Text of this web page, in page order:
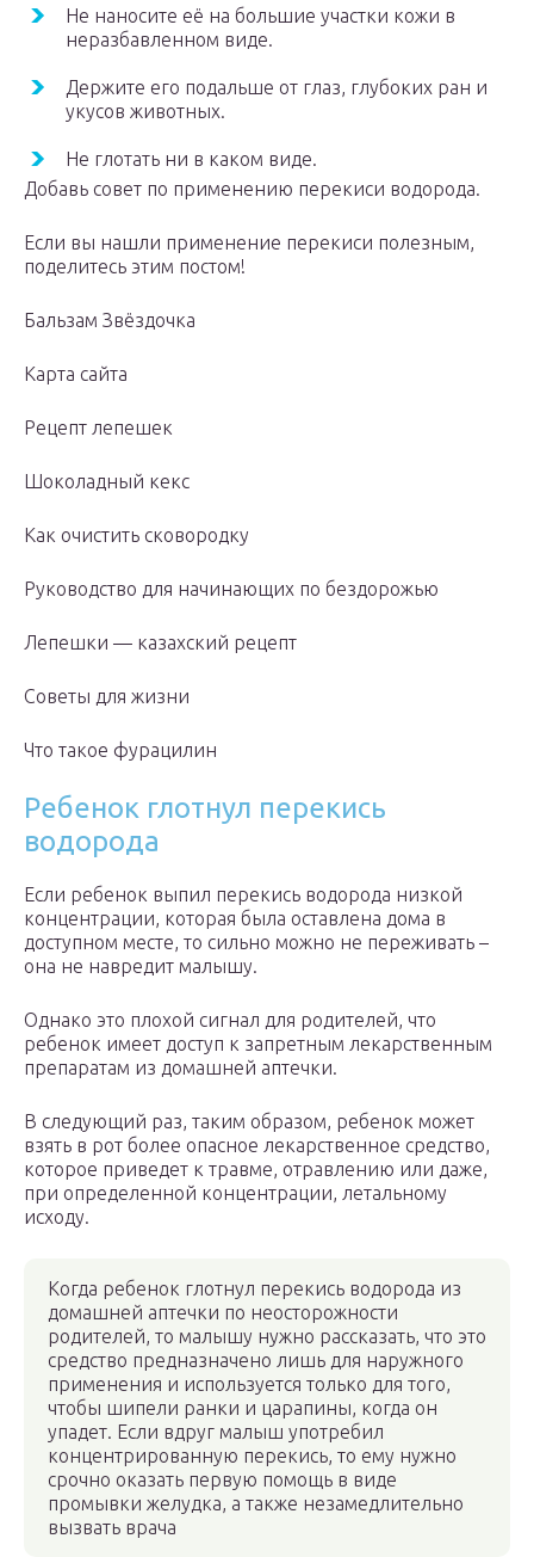
Не наносите её на большие участки кожи в
неразбавленном виде.
Держите его подальше от глаз, глубоких ран и
укусов животных.
Не глотать ни в каком виде.
Добавь совет по применению перекиси водорода.
Если вы нашли применение перекиси полезным,
поделитесь этим постом!
Бальзам Звёздочка
Карта сайта
Рецепт лепешек
Шоколадный кекс
Как очистить сковородку
Руководство для начинающих по бездорожью
Лепешки — казахский рецепт
Советы для жизни
Что такое фурацилин
Ребенок глотнул перекись
водорода
Если ребенок выпил перекись водорода низкой
концентрации, которая была оставлена дома в
доступном месте, то сильно можно не переживать –
она не навредит малышу.
Однако это плохой сигнал для родителей, что
ребенок имеет доступ к запретным лекарственным
препаратам из домашней аптечки.
В следующий раз, таким образом, ребенок может
взять в рот более опасное лекарственное средство,
которое приведет к травме, отравлению или даже,
при определенной концентрации, летальному
исходу.
Когда ребенок глотнул перекись водорода из
домашней аптечки по неосторожности
родителей, то малышу нужно рассказать, что это
средство предназначено лишь для наружного
применения и используется только для того,
чтобы шипели ранки и царапины, когда он
упадет. Если вдруг малыш употребил
концентрированную перекись, то ему нужно
срочно оказать первую помощь в виде
промывки желудка, а также незамедлительно
вызвать врача